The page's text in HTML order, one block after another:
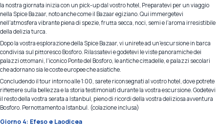
la nostra giornata inizia con un pick-up dal vostro hotel, Preparatevi per un viaggio
nella Spice Bazaar, noto anche come il Bazaar egiziano. Qui immergetevi
nell'atmosfera vibrante piena di spezie, frutta secca, noci, semi e l'aroma irresistibile
della delizia turca.
Dopo la vostra esplorazione della Spice Bazaar, vi unirete ad un'escursione in barca
condivisa sul pittoresco Bosforo. Rilassatevi e godetevi le viste panoramiche dei
palazzi ottomani, l'iconico Ponte del Bosforo, le antiche cittadelle, e palazzi secolari
che adornano sia le coste europee che asiatiche.
Concludendo il tour intorno alle 1:00, sarete riconsegnati al vostro hotel, dove potrete
riflettere sulla bellezza e la storia testimoniati durante la vostra escursione. Godetevi
il resto della vostra serata a Istanbul, pieno di ricordi della vostra deliziosa avventura
Bosforo. Pernottamento a Istanbul. (colazione inclusa)
Giorno 4: Efeso e Laodicea